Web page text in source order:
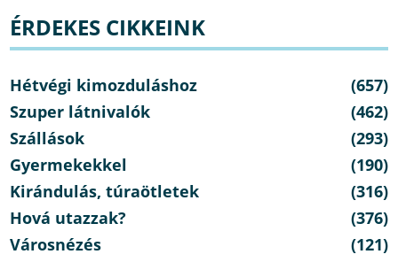
ÉRDEKES CIKKEINK
Hétvégi kimozduláshoz
(657)
Szuper látnivalók
(462)
Szállások
(293)
Gyermekekkel
(190)
Kirándulás, túraötletek
(316)
Hová utazzak?
(376)
Városnézés
(121)